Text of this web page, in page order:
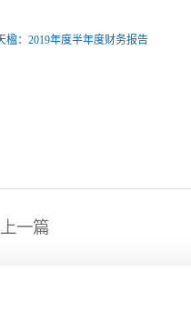
楹：2019年度半年度财务报告
上一篇